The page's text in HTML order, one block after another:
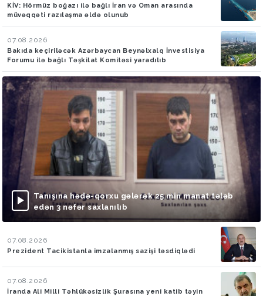
KİV: Hörmüz boğazı ilə bağlı İran və Oman arasında
müvəqqəti razılaşma əldə olunub
07.08.2026
Bakıda keçiriləcək Azərbaycan Beynəlxalq İnvestisiya
Forumu ilə bağlı Təşkilat Komitəsi yaradılıb
Tanışına hədə-qorxu gələrək 25 min manat tələb
edən 3 nəfər saxlanılıb
07.08.2026
Prezident Tacikistanla imzalanmış sazişi təsdiqlədi
07.08.2026
İranda Ali Milli Təhlükəsizlik Şurasına yeni katib təyin